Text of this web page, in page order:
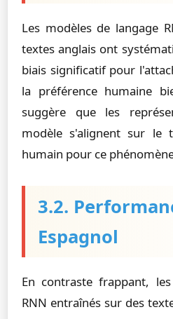
Les modèles de langage
textes anglais ont
biais significatif pour
la préférence humaine
suggère que les
modèle s'alignent sur le
humain pour ce
3.2.
Espagnol
En contraste frappant,
RNN entraînés sur des